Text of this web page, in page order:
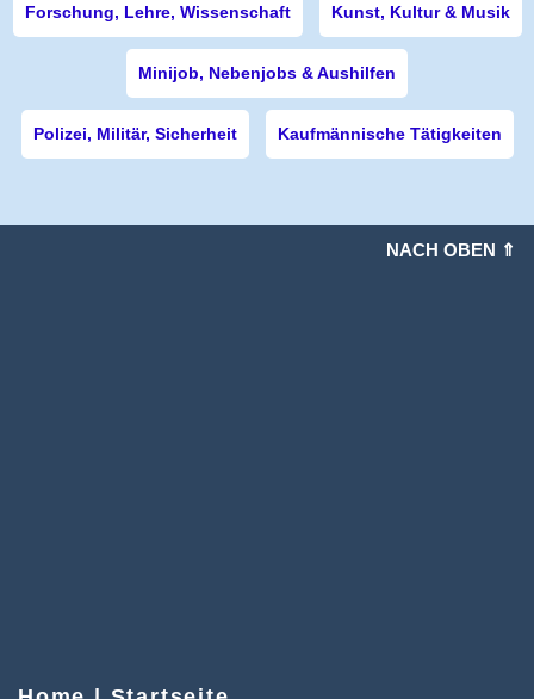
Forschung, Lehre, Wissenschaft Kunst, Kultur & Musik
Minijob, Nebenjobs & Aushilfen
Polizei, Militär, Sicherheit Kaufmännische Tätigkeiten
NACH OBEN ⇑